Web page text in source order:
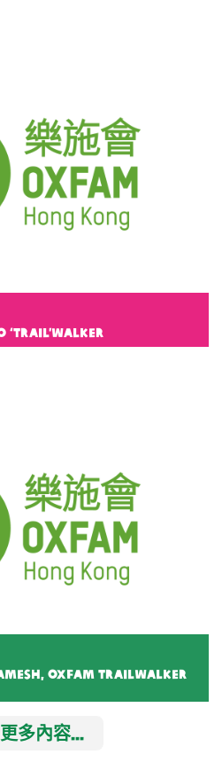
‘Trail’walker
Oxfam Trailwalker
多內容...